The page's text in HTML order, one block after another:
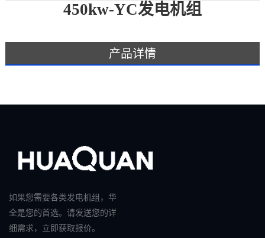
450kw-YC发电机组
产品详情
如果您需要各类发电机组，华
全是您的首选。请发送您的详
细需求，立即获取报价。